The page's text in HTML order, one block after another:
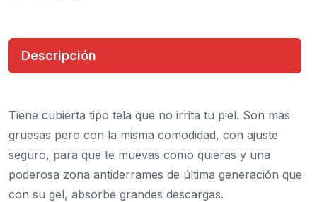
Descripción
Tiene cubierta tipo tela que no irrita tu piel. Son mas
gruesas pero con la misma comodidad, con ajuste
seguro, para que te muevas como quieras y una
poderosa zona antiderrames de última generación que
con su gel, absorbe grandes descargas.